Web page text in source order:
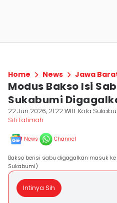
Home News Jawa
Modus Bakso Isi
Sukabumi
22 Jun 2026, 21:22 WIB Kota
Siti Fatimah
News Channel
Bakso berisi sabu digagalkan masuk
Sukabumi)
Intinya Sih